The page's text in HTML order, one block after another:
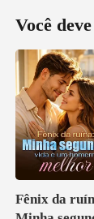
Você
Fênix da